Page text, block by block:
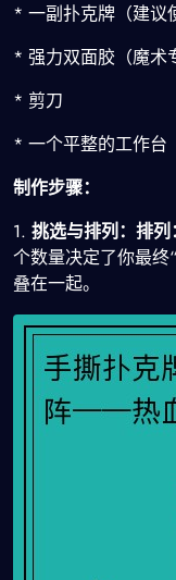
* 一副扑克牌（建议
* 强力双面胶（魔术
* 剪刀
* 一个平整的工作台
制作步骤：
1. 挑选与排列：排列：
个数量决定了你最
叠在一起。